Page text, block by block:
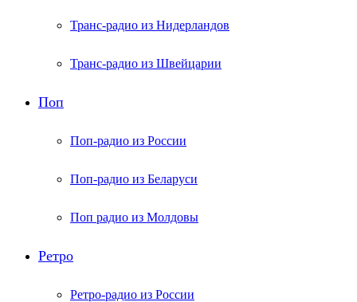
Транс-радио из Нидерландов
Транс-радио из Швейцарии
Поп
Поп-радио из России
Поп-радио из Беларуси
Поп радио из Молдовы
Ретро
Ретро-радио из России